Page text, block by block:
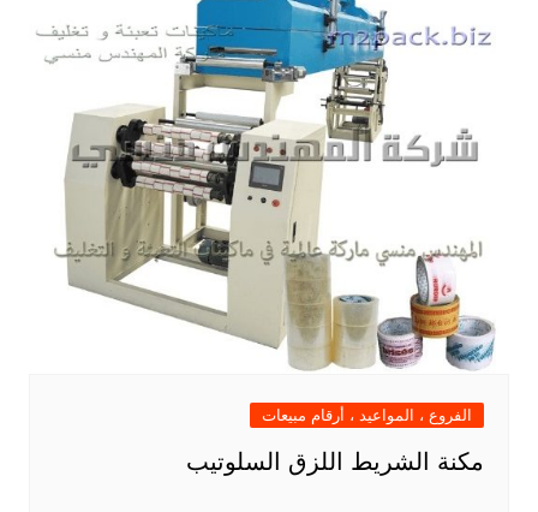
الفروع ، المواعيد ، أرقام مبيعات
مكنة الشريط اللزق السلوتيب